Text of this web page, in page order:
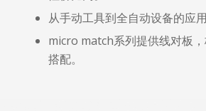
从手动工具到全自动设备的应
micro match系列提供线对板
搭配。